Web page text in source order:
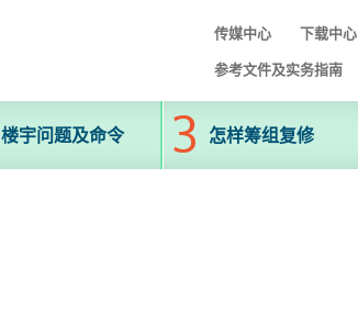
传媒中心 下载中心
参考文件及实务指南
楼宇问题及命令 怎样筹组复修